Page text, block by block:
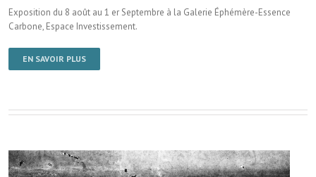
Exposition du 8 août au 1 er Septembre à la Galerie Éphémère-Essence
Carbone, Espace Investissement.
EN SAVOIR PLUS